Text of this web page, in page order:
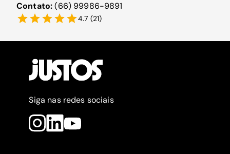
Contato:(66) 99986-9891
4.7 (21)
Siga nas redes sociais